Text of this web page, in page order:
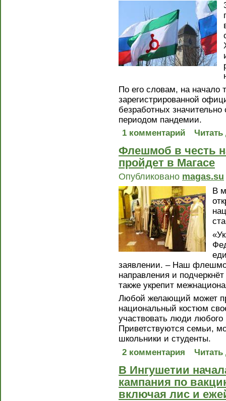
По его словам, на начало
зарегистрированной
безработных
периодом пандемии.
1 комментарий
Читать
Флешмоб в честь
пройдет в Магасе
Опубликовано magas.su
В
заявлении. – Наш
направления и
также укрепит
Любой желающий может
национальный костюм
участвовать люди любого
Приветствуются семьи,
школьники и студенты.
2 комментария
Читать
В Ингушетии
кампания по
включая лис и